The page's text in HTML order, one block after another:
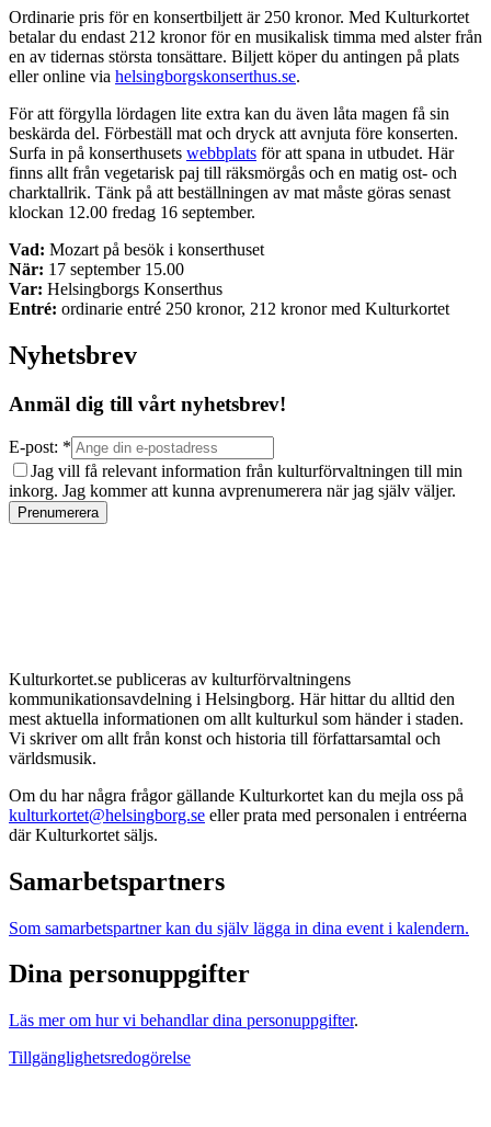
Ordinarie pris för en konsertbiljett är 250 kronor. Med Kulturkortet
betalar du endast 212 kronor för en musikalisk timma med alster från
en av tidernas största tonsättare. Biljett köper du antingen på plats
eller online via helsingborgskonserthus.se.
För att förgylla lördagen lite extra kan du även låta magen få sin
beskärda del. Förbeställ mat och dryck att avnjuta före konserten.
Surfa in på konserthusets webbplats för att spana in utbudet. Här
finns allt från vegetarisk paj till räksmörgås och en matig ost- och
charktallrik. Tänk på att beställningen av mat måste göras senast
klockan 12.00 fredag 16 september.
Vad: Mozart på besök i konserthuset
När: 17 september 15.00
Var: Helsingborgs Konserthus
Entré: ordinarie entré 250 kronor, 212 kronor med Kulturkortet
Nyhetsbrev
Anmäl dig till vårt nyhetsbrev!
E-post: *
Jag vill få relevant information från kulturförvaltningen till min
inkorg. Jag kommer att kunna avprenumerera när jag själv väljer.
Prenumerera
Kulturkortet.se publiceras av kulturförvaltningens
kommunikationsavdelning i Helsingborg. Här hittar du alltid den
mest aktuella informationen om allt kulturkul som händer i staden.
Vi skriver om allt från konst och historia till författarsamtal och
världsmusik.
Om du har några frågor gällande Kulturkortet kan du mejla oss på
kulturkortet@helsingborg.se eller prata med personalen i entréerna
där Kulturkortet säljs.
Samarbetspartners
Som samarbetspartner kan du själv lägga in dina event i kalendern.
Dina personuppgifter
Läs mer om hur vi behandlar dina personuppgifter.
Tillgänglighetsredogörelse